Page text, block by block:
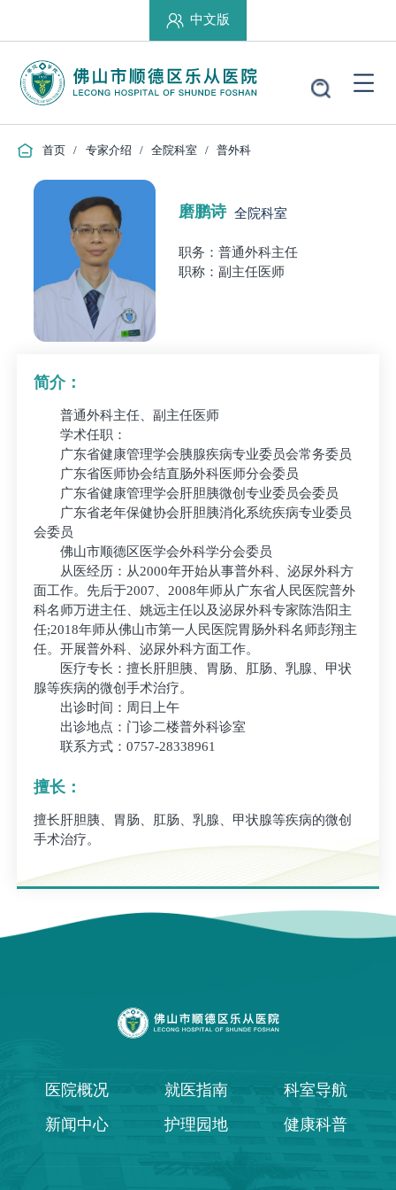
中文版
首页 / 专家介绍 / 全院科室 / 普外科
磨鹏诗 全院科室
职务：普通外科主任
职称：副主任医师
简介：
普通外科主任、副主任医师
学术任职：
广东省健康管理学会胰腺疾病专业委员会常务委员
广东省医师协会结直肠外科医师分会委员
广东省健康管理学会肝胆胰微创专业委员会委员
广东省老年保健协会肝胆胰消化系统疾病专业委员
会委员
佛山市顺德区医学会外科学分会委员
从医经历：从2000年开始从事普外科、泌尿外科方
面工作。先后于2007、2008年师从广东省人民医院普外
科名师万进主任、姚远主任以及泌尿外科专家陈浩阳主
任;2018年师从佛山市第一人民医院胃肠外科名师彭翔主
任。开展普外科、泌尿外科方面工作。
医疗专长：擅长肝胆胰、胃肠、肛肠、乳腺、甲状
腺等疾病的微创手术治疗。
出诊时间：周日上午
出诊地点：门诊二楼普外科诊室
联系方式：0757-28338961
擅长：
擅长肝胆胰、胃肠、肛肠、乳腺、甲状腺等疾病的微创
手术治疗。
医院概况 就医指南
科室导航
新闻中心
护理园地 健康科普